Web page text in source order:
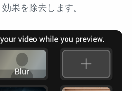
効果を除去します。